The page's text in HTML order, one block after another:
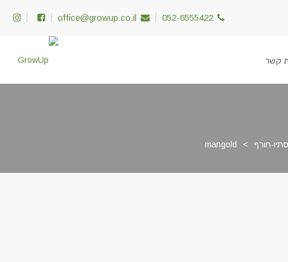
office@growup.co.il 052-6555422
קשר
חורף >
mangold